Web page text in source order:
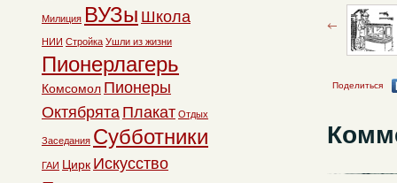
Поделиться
Милиция ВУЗы Школа
НИИ Стройка Ушли из жизни
Пионерлагерь
Комсомол Пионеры
Октябрята Плакат Отдых
Заседания Субботники
ГАИ Цирк Искусство